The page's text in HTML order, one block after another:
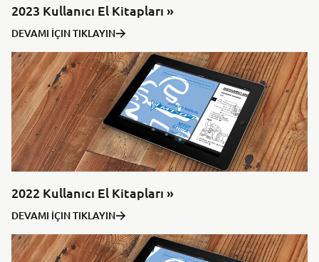
2023 Kullanıcı El Kitapları »
DEVAMI İÇIN TIKLAYIN
2022 Kullanıcı El Kitapları »
DEVAMI İÇIN TIKLAYIN